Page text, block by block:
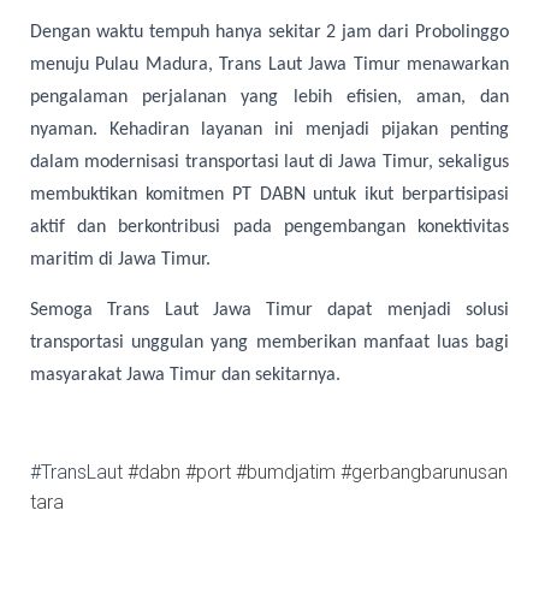
Dengan waktu tempuh hanya sekitar 2 jam dari Probolinggo
menuju Pulau Madura, Trans Laut Jawa Timur menawarkan
pengalaman perjalanan yang lebih efisien, aman, dan
nyaman. Kehadiran layanan ini menjadi pijakan penting
dalam modernisasi transportasi laut di Jawa Timur, sekaligus
membuktikan komitmen PT DABN untuk ikut berpartisipasi
aktif dan berkontribusi pada pengembangan konektivitas
maritim di Jawa Timur.
Semoga Trans Laut Jawa Timur dapat menjadi solusi
transportasi unggulan yang memberikan manfaat luas bagi
masyarakat Jawa Timur dan sekitarnya.
#TransLaut #dabn #port #bumdjatim #gerbangbarunusan
tara